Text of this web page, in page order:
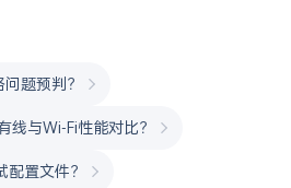
题预判？
与Wi-Fi性能对比？
置文件？